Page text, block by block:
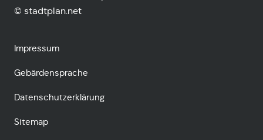
© stadtplan.net
Impressum
Gebärdensprache
Datenschutzerklärung
Sitemap